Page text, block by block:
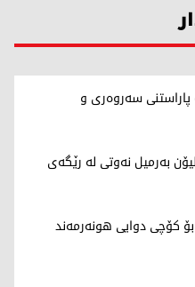
پاراستنی سەروەری و
لە یەک مانگدا زیاتر لە 30 ملیۆن بەرمیل نەوتی لە رێگەی
کۆچی دوایی هونەرمەند